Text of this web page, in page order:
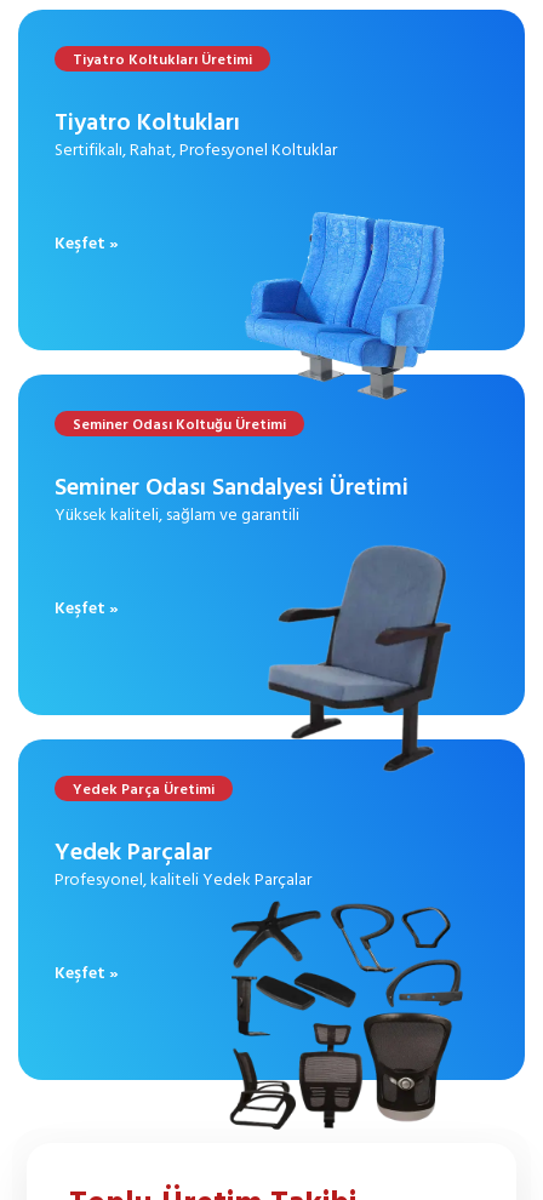
Tiyatro Koltukları Üretimi
Tiyatro Koltukları
Sertifikalı, Rahat, Profesyonel Koltuklar
Keşfet »
Seminer Odası Koltuğu Üretimi
Seminer Odası Sandalyesi Üretimi
Yüksek kaliteli, sağlam ve garantili
Keşfet »
Yedek Parça Üretimi
Yedek Parçalar
Profesyonel, kaliteli Yedek Parçalar
Keşfet »